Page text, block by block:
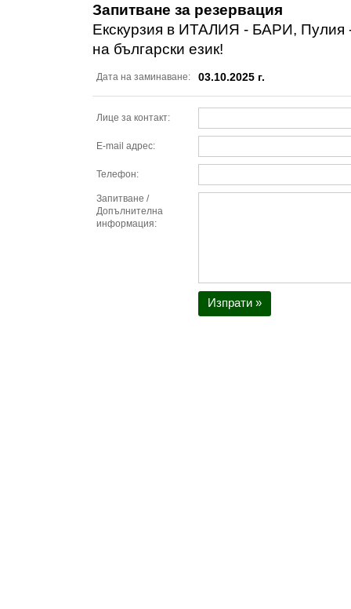
Запитване за резервация
Екскурзия в ИТАЛИЯ - БАРИ, Пулия
на български език!
Дата на заминаване: 03.10.2025 г.
Лице за контакт:
E-mail адрес:
Телефон:
Запитване /
Допълнителна
информация:
Изпрати »